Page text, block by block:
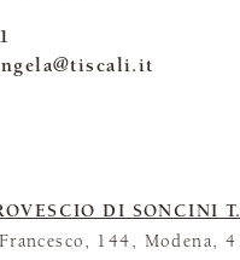
DI SONCINI T.
144, Modena,